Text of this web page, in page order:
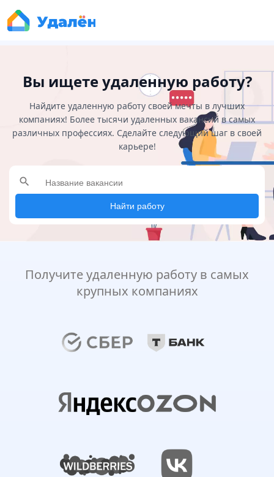
Вы ищете удаленную работу?
Найдите удаленную работу своей мечты в лучших
компаниях! Более тысячи удаленных вакансий в самых
различных профессиях. Сделайте следующий шаг в своей
карьере!
search
Найти работу
Получите удаленную работу в самых
крупных компаниях